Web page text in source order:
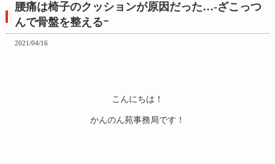
腰痛は椅子のクッションが原因だった…-ざこっつ
んで骨盤を整えるｰ
2021/04/16
こんにちは！
かんのん苑事務局です！